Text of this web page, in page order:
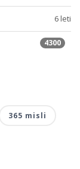
6 leti
4300
365 misli